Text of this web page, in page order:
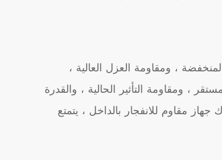
، ومقاومة العزل العالية ،
، ومقاومة التأثير الحالية ، والقدرة
جهاز مقاوم للانفجار بالداخل ، يتمتع